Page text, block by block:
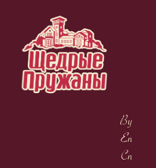
By
En
Cn